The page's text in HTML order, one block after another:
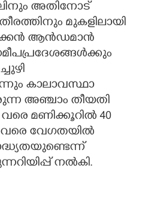
അതിനോട്
മുകളിലായി
ആൻഡമാൻ
കാലാവസ്ഥാ
അഞ്ചാം തീയതി
മണിക്കൂറിൽ 40
വരെ വേഗതയിൽ
നൽകി.